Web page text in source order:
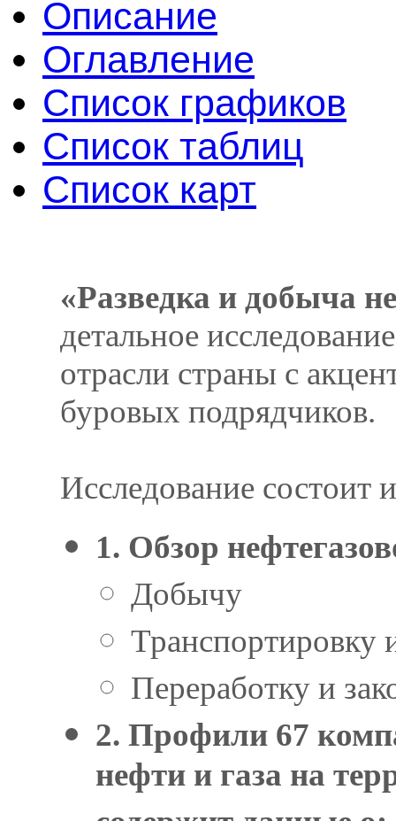
Описание
Оглавление
Список графиков
Список таблиц
Список карт
«Разведка и добыча
детальное
отрасли страны с
буровых подрядчиков.
Исследование состоит
1. Обзор
Добычу
Транспортировку
Переработку и
2. Профили 67
нефти и газа на